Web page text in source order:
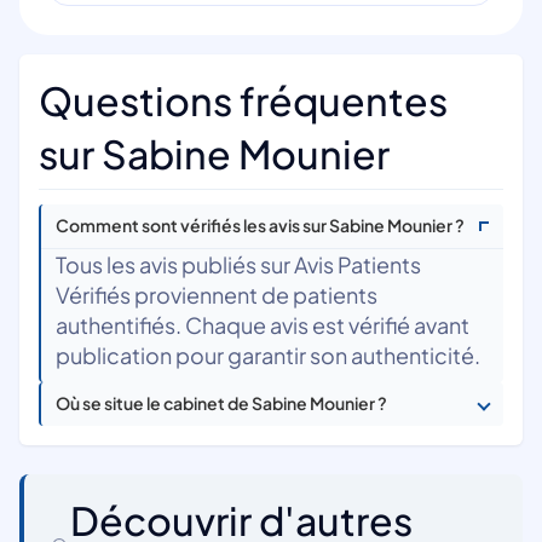
Questions fréquentes
sur Sabine Mounier
Comment sont vérifiés les avis sur Sabine Mounier ?
Tous les avis publiés sur Avis Patients
Vérifiés proviennent de patients
authentifiés. Chaque avis est vérifié avant
publication pour garantir son authenticité.
Où se situe le cabinet de Sabine Mounier ?
Découvrir d'autres